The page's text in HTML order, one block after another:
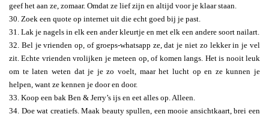
geef het aan ze, zomaar. Omdat ze lief zijn en altijd voor je klaar staan.
30. Zoek een quote op internet uit die echt goed bij je past.
31. Lak je nagels in elk een ander kleurtje en met elk een andere soort nailart.
32. Bel je vrienden op, of groeps-whatsapp ze, dat je niet zo lekker in je vel
zit. Echte vrienden vrolijken je meteen op, of komen langs. Het is nooit leuk
om te laten weten dat je je zo voelt, maar het lucht op en ze kunnen je
helpen, want ze kennen je door en door.
33. Koop een bak Ben & Jerry’s ijs en eet alles op. Alleen.
34. Doe wat creatiefs. Maak beauty spullen, een mooie ansichtkaart, brei een